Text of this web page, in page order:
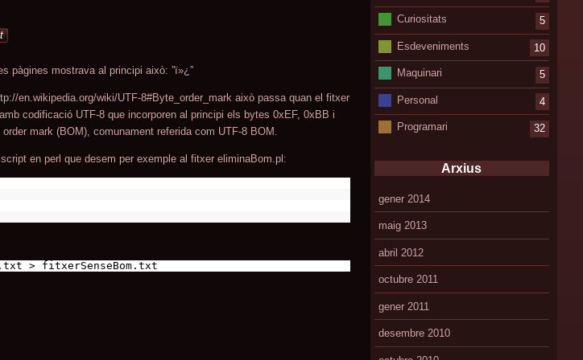
pàgines mostrava al principi això: ”ï»¿”
en.wikipedia.org/wiki/UTF-8#Byte_order_mark això passa quan el fitxer
codificació UTF-8 que incorporen al principi els bytes 0xEF, 0xBB i
mark (BOM), comunament referida com UTF-8 BOM.
en perl que desem per exemple al fitxer eliminaBom.pl:
> fitxerSenseBom.txt
Curiositats 5
Esdeveniments 10
Maquinari 5
Personal 4
Programari 32
Arxius
gener 2014
maig 2013
abril 2012
octubre 2011
gener 2011
desembre 2010